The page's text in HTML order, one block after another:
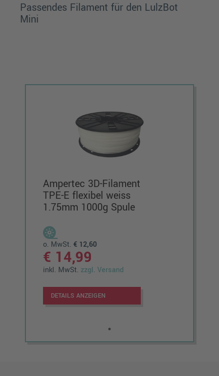
Passendes Filament für den LulzBot
Mini
Ampertec 3D-Filament
TPE-E flexibel weiss
1.75mm 1000g Spule
o. MwSt.€ 12,60
€ 14,99
inkl. MwSt. zzgl. Versand
DETAILS ANZEIGEN